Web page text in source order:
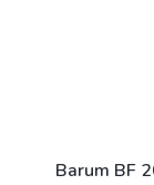
Barum BF